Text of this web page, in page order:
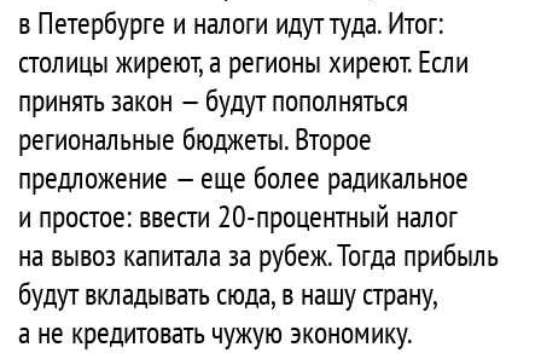
в Петербурге и налоги идут туда. Итог:
столицы жиреют, а регионы хиреют. Если
принять закон — будут пополняться
региональные бюджеты. Второе
предложение — еще более радикальное
и простое: ввести 20-процентный налог
на вывоз капитала за рубеж. Тогда прибыль
будут вкладывать сюда, в нашу страну,
а не кредитовать чужую экономику.